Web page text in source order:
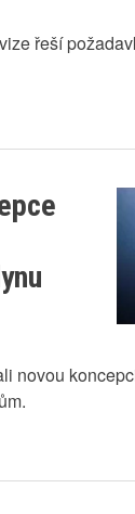
řeší
novou